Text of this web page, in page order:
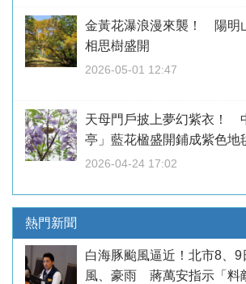
金黃花瀑浪漫來襲！ 陽明
相思樹盛開
2026-05-01 12:47
天母門戶披上夢幻紫衣！
亭」藍花楹盛開鋪成紫色地
2026-04-24 17:02
熱門新聞
白海豚颱風逼近！北市8、9
風、豪雨 蔣萬安指示「料